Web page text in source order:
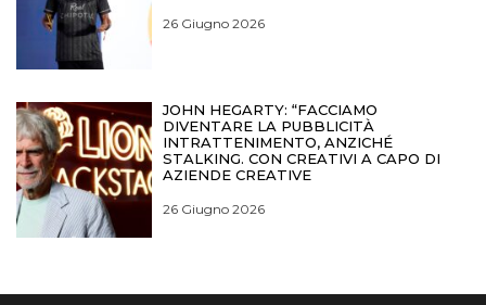
26 Giugno 2026
JOHN HEGARTY: “FACCIAMO
DIVENTARE LA PUBBLICITÀ
INTRATTENIMENTO, ANZICHÉ
STALKING. CON CREATIVI A CAPO DI
AZIENDE CREATIVE
26 Giugno 2026